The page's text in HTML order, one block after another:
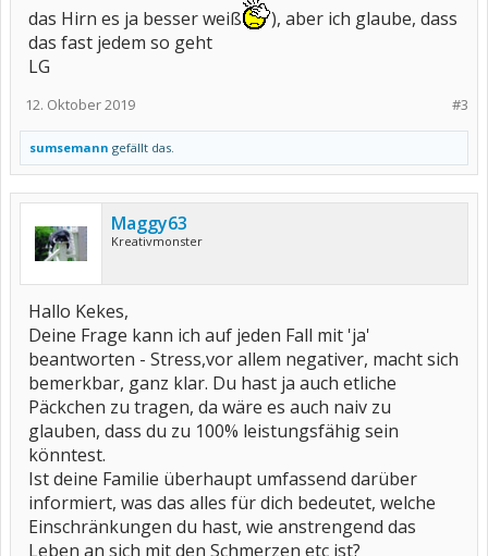
das Hirn es ja besser weiß
), aber ich glaube, dass
das fast jedem so geht
LG
#3
12. Oktober 2019
sumsemann gefällt das.
Maggy63
Kreativmonster
Hallo Kekes,
Deine Frage kann ich auf jeden Fall mit 'ja'
beantworten - Stress,vor allem negativer, macht sich
bemerkbar, ganz klar. Du hast ja auch etliche
Päckchen zu tragen, da wäre es auch naiv zu
glauben, dass du zu 100% leistungsfähig sein
könntest.
Ist deine Familie überhaupt umfassend darüber
informiert, was das alles für dich bedeutet, welche
Einschränkungen du hast, wie anstrengend das
Leben an sich mit den Schmerzen etc ist?